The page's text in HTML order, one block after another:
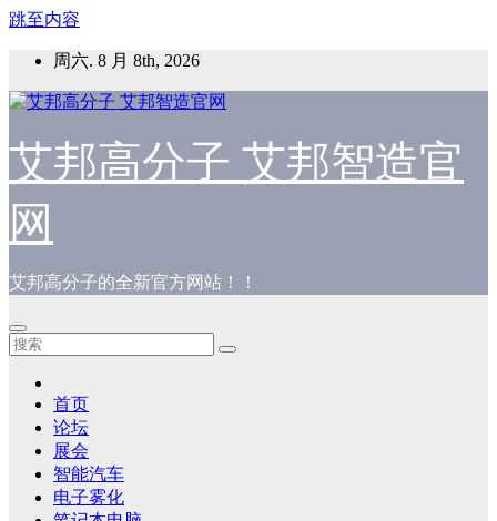
跳至内容
周六. 8 月 8th, 2026
艾邦高分子 艾邦智造官
网
艾邦高分子的全新官方网站！！
首页
论坛
展会
智能汽车
电子雾化